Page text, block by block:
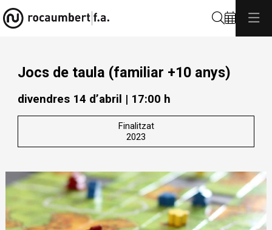
Jocs de taula (familiar +10 anys)
divendres 14 d’abril | 17:00 h
Finalitzat
2023